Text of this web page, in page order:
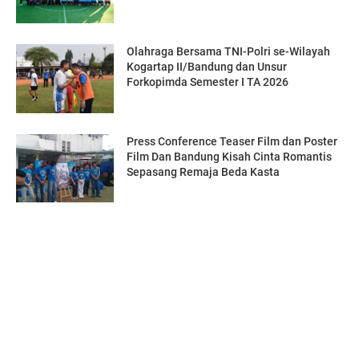
Olahraga Bersama TNI-Polri se-Wilayah
Kogartap II/Bandung dan Unsur
Forkopimda Semester I TA 2026
Press Conference Teaser Film dan Poster
Film Dan Bandung Kisah Cinta Romantis
Sepasang Remaja Beda Kasta